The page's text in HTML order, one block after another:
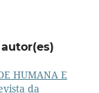
HUMANA E
da